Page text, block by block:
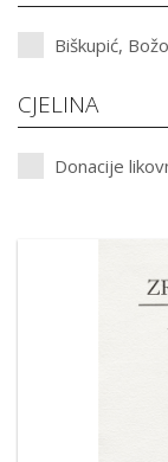
Biškupić,
CJELINA
Donacije